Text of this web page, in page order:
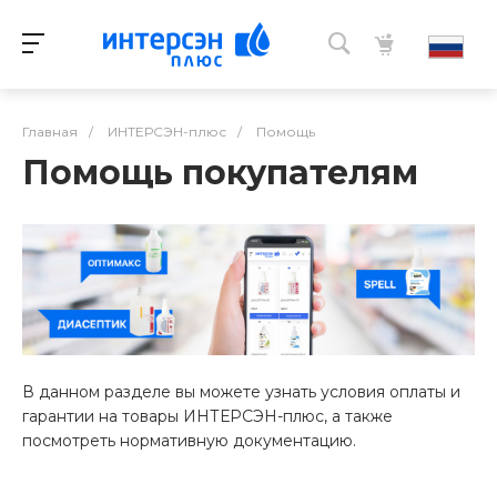
Главная / ИНТЕРСЭН-плюс / Помощь
Помощь покупателям
В данном разделе вы можете узнать условия оплаты и
гарантии на товары ИНТЕРСЭН-плюс, а также
посмотреть нормативную документацию.